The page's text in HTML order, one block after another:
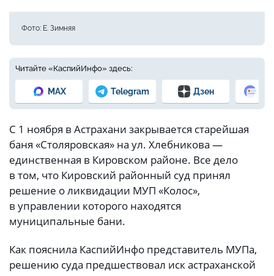
Фото: Е. Зимняя
Читайте «КаспийИнфо» здесь:
MAX Telegram Дзен
С 1 ноября в Астрахани закрывается старейшая
баня «Столяровская» на ул. Хлебникова —
единственная в Кировском районе. Все дело
в том, что Кировский районный суд принял
решение о ликвидации МУП «Колос»,
в управлении которого находятся
муниципальные бани.
Как пояснила КаспийИнфо представитель МУПа,
решению суда предшествовал иск астраханской